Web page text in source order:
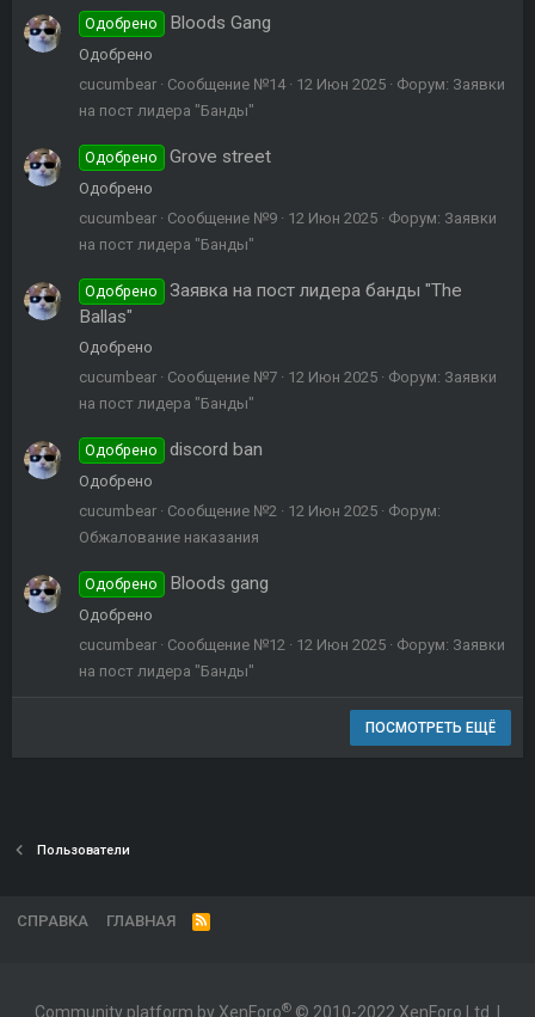
Одобрено Bloods Gang
Одобрено
cucumbear
Сообщение №14 12 Июн 2025 Форум: Заявки
на пост лидера "Банды"
Одобрено Grove street
Одобрено
cucumbear
Сообщение №9 12 Июн 2025 Форум: Заявки
на пост лидера "Банды"
Одобрено
Заявка на пост лидера банды "The
Ballas"
Одобрено
cucumbear
Сообщение №7 12 Июн 2025 Форум: Заявки
на пост лидера "Банды"
Одобрено discord ban
Одобрено
cucumbear
Сообщение №2 12 Июн 2025
Форум:
Обжалование наказания
Одобрено Bloods gang
Одобрено
cucumbear
Сообщение №12 12 Июн 2025 Форум: Заявки
на пост лидера "Банды"
ПОСМОТРЕТЬ ЕЩЁ
Пользователи
СПРАВКА ГЛАВНАЯ
R
S
Community platform by XenForo® © 2010-2022 XenForo Ltd.